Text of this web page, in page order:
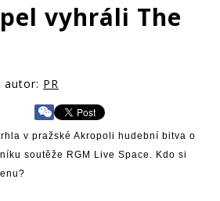
vyhráli The
autor: PR
v pražské Akropoli hudební bitva o
soutěže RGM Live Space. Kdo si